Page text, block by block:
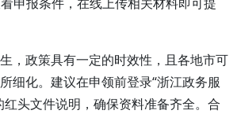
申报条件，在线上传相关材料即可提
，政策具有一定的时效性，且各地市可
细化。建议在申领前登录“浙江政务服
红头文件说明，确保资料准备齐全。合